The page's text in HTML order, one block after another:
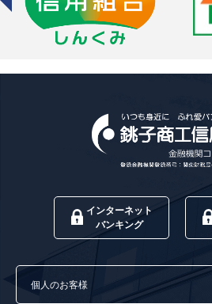
インターネット
バンキング
個人のお客様